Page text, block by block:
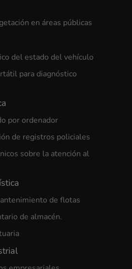
en áreas públicas
del estado del vehículo
para diagnóstico
por ordenador
de registros policiales
sobre la atención al
de flotas
de almacén.